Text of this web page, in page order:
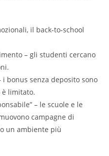
il back‑to‑school
– gli studenti cercano
bonus senza deposito sono
limitato.
– le scuole e le
campagne di
un ambiente più